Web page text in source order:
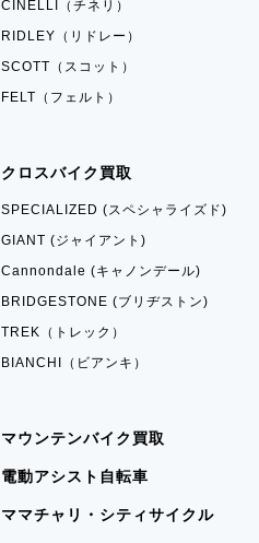
CINELLI（チネリ）
RIDLEY（リドレー）
SCOTT（スコット）
FELT（フェルト）
クロスバイク買取
SPECIALIZED (スペシャライズド)
GIANT (ジャイアント)
Cannondale (キャノンデール)
BRIDGESTONE (ブリヂストン)
TREK（トレック）
BIANCHI（ビアンキ）
マウンテンバイク買取
電動アシスト自転車
ママチャリ・シティサイクル